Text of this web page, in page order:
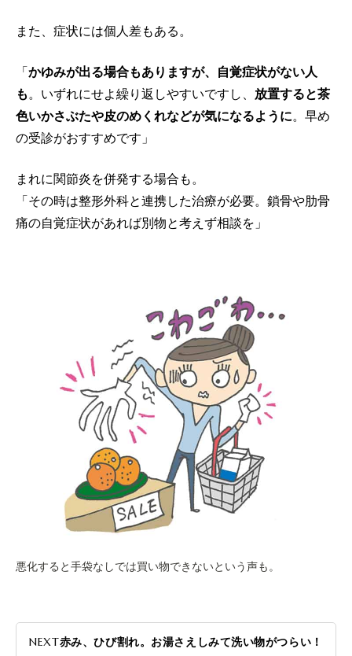
また、症状には個人差もある。
「 かゆみが出る場合もありますが、自覚症状がない人
も 。いずれにせよ繰り返しやすいですし、 放置すると茶
色いかさぶたや皮のめくれなどが気になるように。早め
の受診がおすすめです」
まれに関節炎を併発する場合も。
「その時は整形外科と連携した治療が必要。鎖骨や肋骨
痛の自覚症状があれば別物と考えず相談を」
悪化すると手袋なしでは買い物できないという声も。
NEXT赤み、ひび割れ。お湯さえしみて洗い物がつらい！